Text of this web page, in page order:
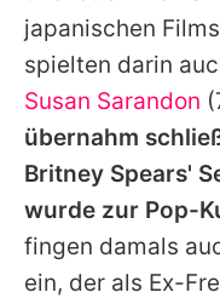
japanischen
spielten darin
Susan Sarandon
übernahm
Britney Spears'
wurde zur Pop-
fingen damals
ein, der als Ex-